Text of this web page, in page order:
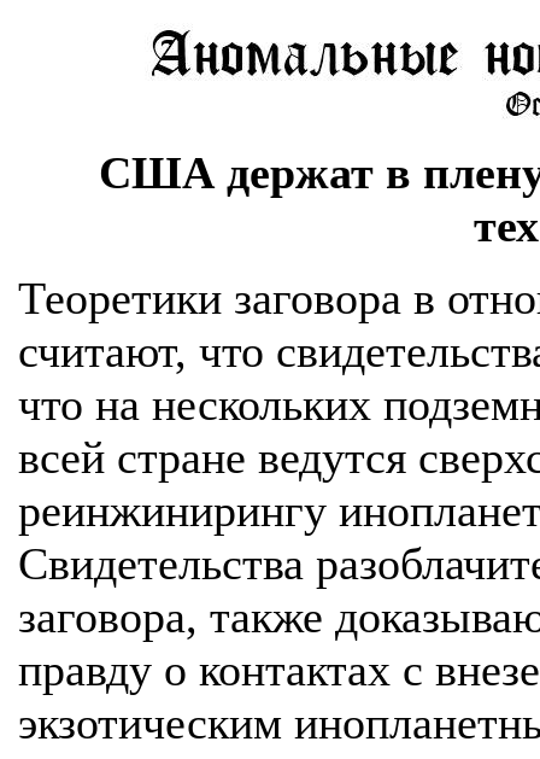
США держат в
Теоретики заговора в
считают, что
что на нескольких
всей стране ведутся
реинжинирингу
Свидетельства
заговора, также
правду о контактах с
экзотическим